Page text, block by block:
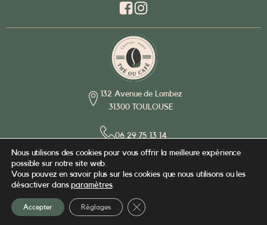
132 Avenue de Lombez
31300 TOULOUSE
06 29 75 13 14
contact@untheouuncafe.fr
Mentions légales Politique de confidentialité
Nous utilisons des cookies pour vous offrir la meilleure expérience
possible sur notre site web.
Vous pouvez en savoir plus sur les cookies que nous utilisons ou les
désactiver dansparamètres.
Accepter Réglages Fermer la bannière des cookies